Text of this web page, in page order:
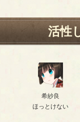
活性
希紗良
ほっとけない